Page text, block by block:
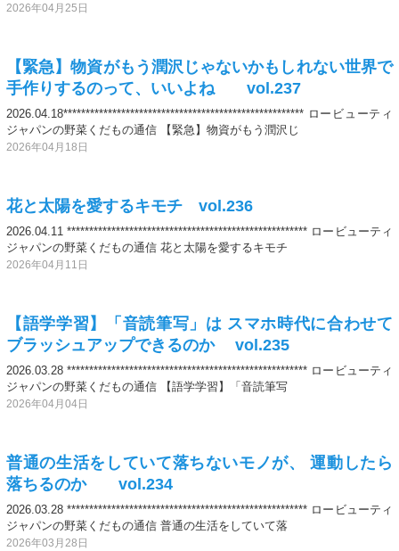
2026年04月25日
【緊急】物資がもう潤沢じゃないかもしれない世界で
手作りするのって、いいよね vol.237
2026.04.18****************************************************** ロービューティ
ジャパンの野菜くだもの通信 【緊急】物資がもう潤沢じ
2026年04月18日
花と太陽を愛するキモチ vol.236
2026.04.11 ****************************************************** ロービューティ
ジャパンの野菜くだもの通信 花と太陽を愛するキモチ
2026年04月11日
【語学学習】「音読筆写」は スマホ時代に合わせて
ブラッシュアップできるのか vol.235
2026.03.28 ****************************************************** ロービューティ
ジャパンの野菜くだもの通信 【語学学習】「音読筆写
2026年04月04日
普通の生活をしていて落ちないモノが、 運動したら
落ちるのか vol.234
2026.03.28 ****************************************************** ロービューティ
ジャパンの野菜くだもの通信 普通の生活をしていて落
2026年03月28日